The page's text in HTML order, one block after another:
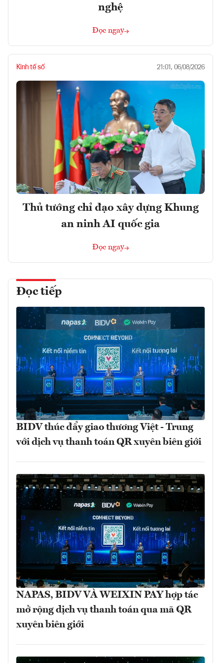
nghệ
Đọc ngay
Kinh tế số 21:01, 06/08/2026
Thủ tướng chỉ đạo xây dựng Khung
an ninh AI quốc gia
Đọc ngay
Đọc tiếp
BIDV thúc đẩy giao thương Việt - Trung
với dịch vụ thanh toán QR xuyên biên giới
NAPAS, BIDV VÀ WEIXIN PAY hợp tác
mở rộng dịch vụ thanh toán qua mã QR
xuyên biên giới